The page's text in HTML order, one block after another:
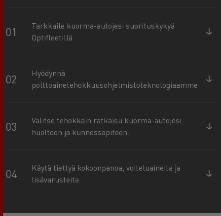
Tarkkaile kuorma-autojesi suorituskykyä
Optifleetillä
Hyödynnä
polttoainetehokkuusohjelmistoteknologiaamme
Valitse tehokkain ratkaisu kuorma-autojesi
huoltoon ja kunnossapitoon.
Käytä tiettyä kokoonpanoa, voiteluaineita ja
lisävarusteita.